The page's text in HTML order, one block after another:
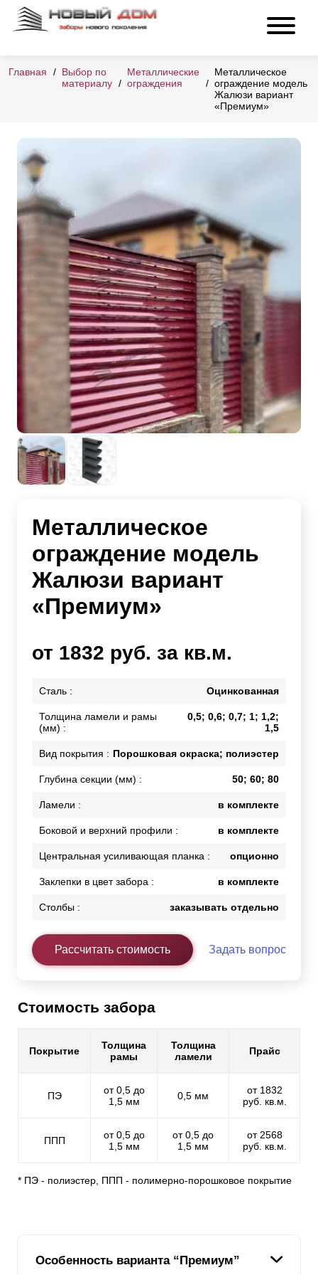
Главная
Выбор по
материалу
Металлические
ограждения
Металлическое
ограждение модель
Жалюзи вариант
«Премиум»
Металлическое
ограждение модель
Жалюзи вариант
«Премиум»
от 1832 руб. за кв.м.
Сталь : Оцинкованная
Толщина ламели и рамы
(мм) :
0,5; 0,6; 0,7; 1; 1,2;
1,5
Вид покрытия : Порошковая окраска; полиэстер
Глубина секции (мм) : 50; 60; 80
Ламели : в комплекте
Боковой и верхний профили : в комплекте
Центральная усиливающая планка : опционно
Заклепки в цвет забора : в комплекте
Столбы : заказывать отдельно
Рассчитать стоимость Задать вопрос
Стоимость забора
Покрытие
Толщина
рамы
Толщина
ламели
Прайс
ПЭ
от 0,5 до
1,5 мм
0,5 мм
от 1832
руб. кв.м.
ППП
от 0,5 до
1,5 мм
от 0,5 до
1,5 мм
от 2568
руб. кв.м.
* ПЭ - полиэстер, ППП - полимерно-порошковое покрытие
Особенность варианта “Премиум”